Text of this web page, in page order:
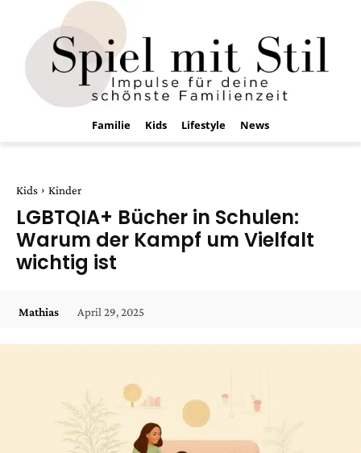
Familie Kids Lifestyle News
Kids Kinder
LGBTQIA+ Bücher in Schulen:
Warum der Kampf um Vielfalt
wichtig ist
Mathias April 29, 2025